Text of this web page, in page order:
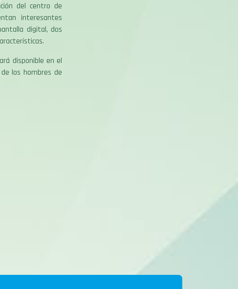
del centro de
interesantes
digital, dos
disponible en el
los hombres de